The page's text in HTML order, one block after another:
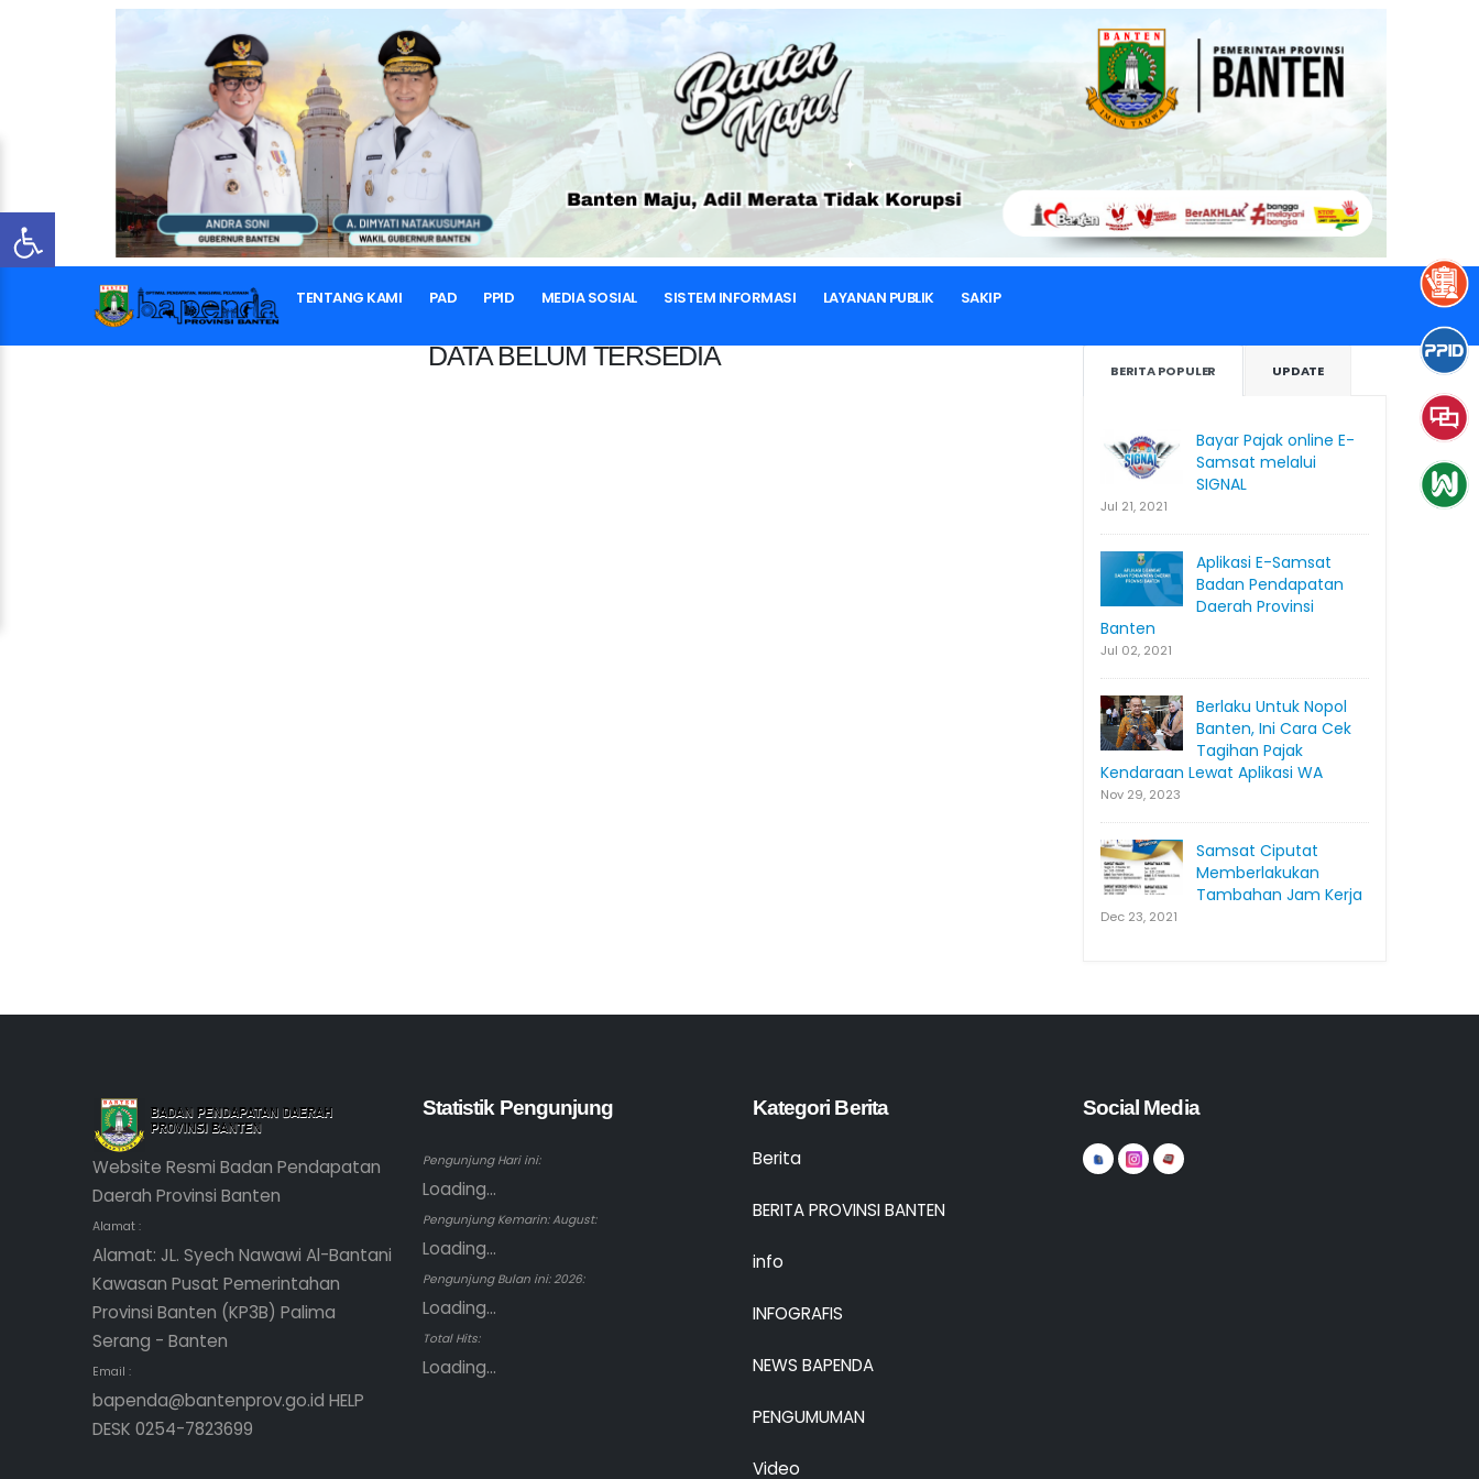
TENTANG KAMI PAD PPID MEDIA SOSIAL SISTEM INFORMASI LAYANAN PUBLIK SAKIP
BERANDA
DATA BELUM TERSEDIA
BERITA POPULER UPDATE
Bayar Pajak online E-
Samsat melalui
SIGNAL
Jul 21, 2021
Aplikasi E-Samsat
Badan Pendapatan
Daerah Provinsi
Banten
Jul 02, 2021
Berlaku Untuk Nopol
Banten, Ini Cara Cek
Tagihan Pajak
Kendaraan Lewat Aplikasi WA
Nov 29, 2023
Samsat Ciputat
Memberlakukan
Tambahan Jam Kerja
Dec 23, 2021
Website Resmi Badan Pendapatan
Daerah Provinsi Banten
Alamat :
Alamat: JL. Syech Nawawi Al-Bantani
Kawasan Pusat Pemerintahan
Provinsi Banten (KP3B) Palima
Serang - Banten
Email :
bapenda@bantenprov.go.id HELP
DESK 0254-7823699
Statistik Pengunjung
Pengunjung Hari ini:
Loading...
Pengunjung Kemarin: August:
Loading...
Pengunjung Bulan ini: 2026:
Loading...
Total Hits:
Loading...
Kategori Berita
Berita
BERITA PROVINSI BANTEN
info
INFOGRAFIS
NEWS BAPENDA
PENGUMUMAN
Video
Social Media